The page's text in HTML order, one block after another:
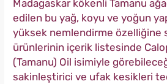
Madagaskar kökenli Tamanu
edilen bu yağ, koyu ve yoğun
yüksek nemlendirme özelliğine
ürünlerinin içerik listesinde
(Tamanu) Oil isimiyle
sakinleştirici ve ufak kesikleri